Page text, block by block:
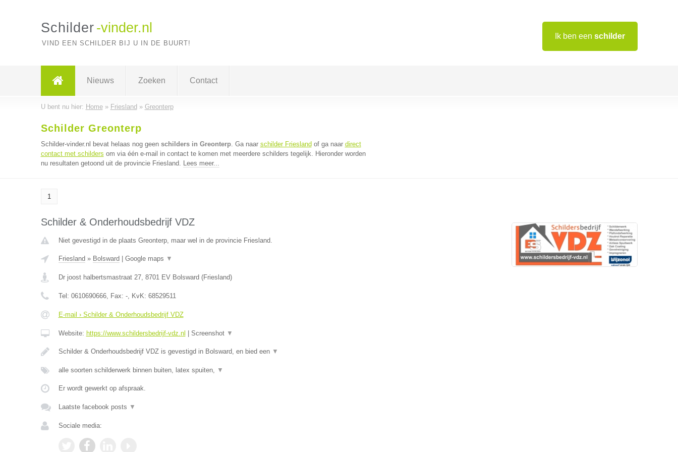
Ik ben een schilder
Schilder -vinder.nl
VIND EEN SCHILDER BIJ U IN DE BUURT!
Nieuws Zoeken Contact
U bent nu hier: Home» Friesland » Greonterp
Schilder Greonterp
Schilder-vinder.nl bevat helaas nog geen schilders in Greonterp. Ga naar schilder Friesland of ga naar direct
contact met schilders om via één e-mail in contact te komen met meerdere schilders tegelijk. Hieronder worden
nu resultaten getoond uit de provincie Friesland. Lees meer...
1
Schilder & Onderhoudsbedrijf VDZ
Niet gevestigd in de plaats Greonterp, maar wel in de provincie Friesland.
Friesland » Bolsward Google maps ▼
Dr joost halbertsmastraat 27, 8701 EV Bolsward (Friesland)
Tel: 0610690666, Fax: -, KvK: 68529511
E-mail › Schilder & Onderhoudsbedrijf VDZ
Website: https://www.schildersbedrijf-vdz.nl Screenshot ▼
Schilder & Onderhoudsbedrijf VDZ is gevestigd in Bolsward, en bied een ▼
alle soorten schilderwerk binnen buiten, latex spuiten, ▼
Er wordt gewerkt op afspraak.
Laatste facebook posts ▼
Sociale media: